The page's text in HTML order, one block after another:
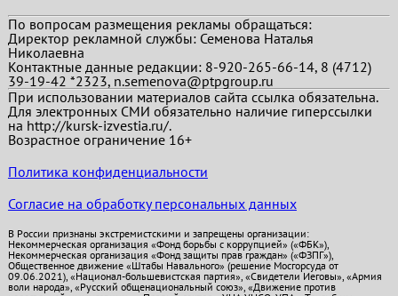
По вопросам размещения рекламы обращаться:
Директор рекламной службы: Семенова Наталья
Николаевна
Контактные данные редакции: 8-920-265-66-14, 8 (4712)
39-19-42 *2323, n.semenova@ptpgroup.ru
При использовании материалов сайта ссылка обязательна.
Для электронных СМИ обязательно наличие гиперссылки
на http://kursk-izvestia.ru/.
Возрастное ограничение 16+
Политика конфиденциальности
Согласие на обработку персональных данных
В России признаны экстремистскими и запрещены организации:
Некоммерческая организация «Фонд борьбы с коррупцией» («ФБК»),
Некоммерческая организация «Фонд защиты прав граждан» («ФЗПГ»),
Общественное движение «Штабы Навального» (решение Мосгорсуда от
09.06.2021), «Национал-большевистская партия», «Свидетели Иеговы», «Армия
воли народа», «Русский общенациональный союз», «Движение против